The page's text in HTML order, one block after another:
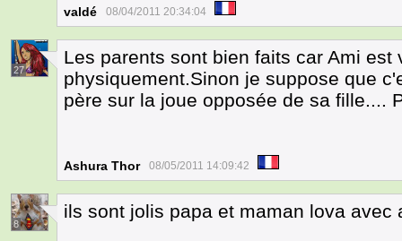
valdé 08/04/2011 20:34:04
27
Les parents sont bien faits car Ami
physiquement.Sinon je suppose que
père sur la joue opposée de sa fille....
Ashura Thor 08/05/2011 14:09:42
8
ils sont jolis papa et maman lova avec